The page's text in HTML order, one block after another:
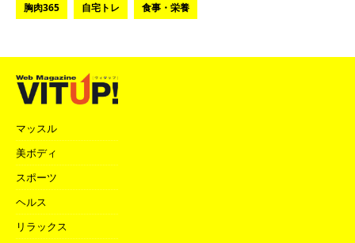
胸肉365 自宅トレ 食事・栄養
マッスル
美ボディ
スポーツ
ヘルス
リラックス